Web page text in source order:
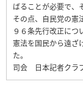
ばることが必要で、
その点、自民党の憲
９６条先行改正につ
憲法を国民から遠ざ
た。
司会 日本記者クラ